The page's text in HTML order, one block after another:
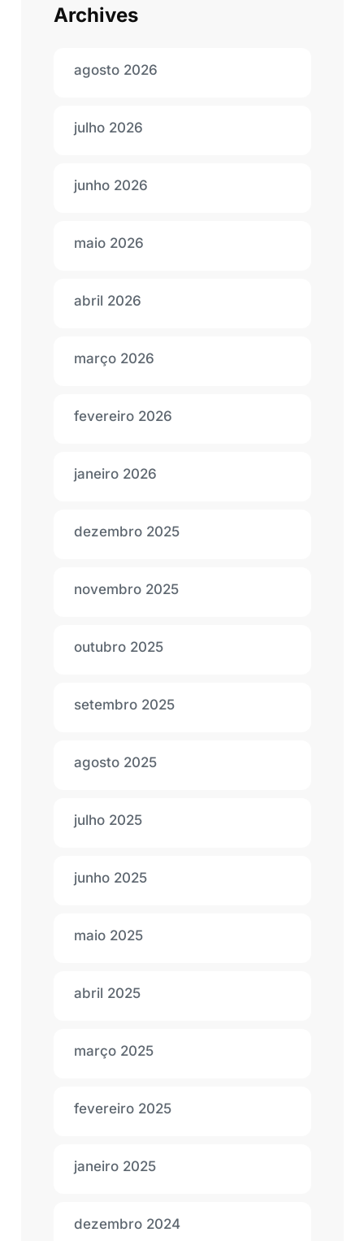
Archives
agosto 2026
julho 2026
junho 2026
maio 2026
abril 2026
março 2026
fevereiro 2026
janeiro 2026
dezembro 2025
novembro 2025
outubro 2025
setembro 2025
agosto 2025
julho 2025
junho 2025
maio 2025
abril 2025
março 2025
fevereiro 2025
janeiro 2025
dezembro 2024